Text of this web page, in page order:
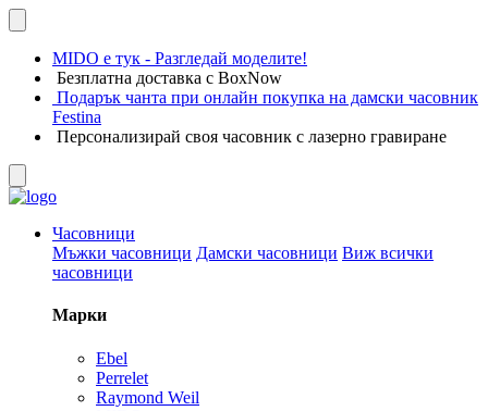
MIDO е тук - Разгледай моделите!
Безплатна доставка с BoxNow
Подарък чанта при онлайн покупка на дамски часовник
Festina
Персонализирай своя часовник с лазерно гравиране
Часовници
Мъжки часовници Дамски часовници Виж всички
часовници
Марки
Ebel
Perrelet
Raymond Weil